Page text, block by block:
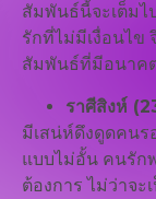
สัมพันธ์นี้จะเต็มไ
รักที่ไม่มีเงื่อนไข
สัมพันธ์ที่มีอนาค
ราศีสิงห์
มีเสน่ห์ดึงดูดคนร
แบบไม่อั้น คนรัก
ต้องการ ไม่ว่าจ